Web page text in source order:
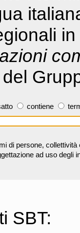
contiene
di persone,
ad uso degli
SBT: